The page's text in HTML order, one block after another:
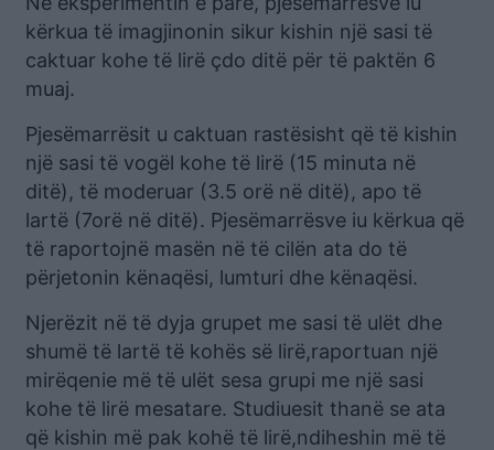
kërkua të imagjinonin sikur kishin një sasi të
caktuar kohe të lirë çdo ditë për të paktën 6
muaj.
Pjesëmarrësit u caktuan rastësisht që të kishin
një sasi të vogël kohe të lirë (15 minuta në
ditë), të moderuar (3.5 orë në ditë), apo të
lartë (7orë në ditë). Pjesëmarrësve iu kërkua që
të raportojnë masën në të cilën ata do të
përjetonin kënaqësi, lumturi dhe kënaqësi.
Njerëzit në të dyja grupet me sasi të ulët dhe
shumë të lartë të kohës së lirë,raportuan një
mirëqenie më të ulët sesa grupi me një sasi
kohe të lirë mesatare. Studiuesit thanë se ata
që kishin më pak kohë të lirë,ndiheshin më të